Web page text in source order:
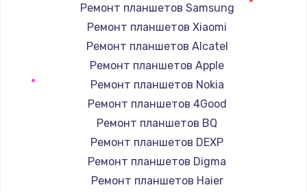
Чистка от пыли
от 990 руб.
Заказать
Настройка Wi-Fi
от 1030 руб.
Заказать
Восстановление данных
от 990 руб.
Ремонт планшетов Samsung
Ремонт планшетов Xiaomi
Ремонт планшетов Alcatel
Ремонт планшетов Apple
Ремонт планшетов Nokia
Ремонт планшетов 4Good
Ремонт планшетов BQ
Ремонт планшетов DEXP
Ремонт планшетов Digma
Ремонт планшетов Haier